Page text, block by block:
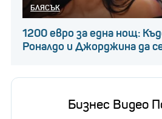
БЛЯСЪК
1200 евро за една нощ:
Роналдо и Джорджина да
Бизнес Видео